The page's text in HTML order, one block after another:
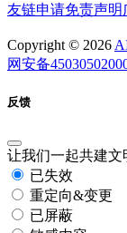
友链申请免责声明
Copyright © 2026
网安备
反馈
让我们一起共建文
已失效
重定向&变更
已屏蔽